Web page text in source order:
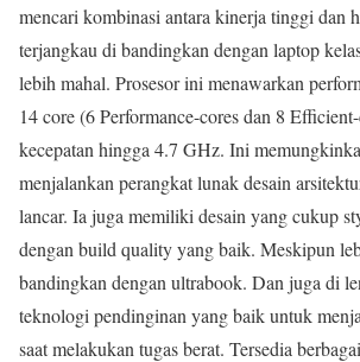
mencari kombinasi antara kinerja tinggi dan
terjangkau di bandingkan dengan laptop
lebih mahal. Prosesor ini menawarkan
14 core (6 Performance-cores dan 8
kecepatan hingga 4.7 GHz. Ini
menjalankan perangkat lunak desain
lancar. Ia juga memiliki desain yang cukup
dengan build quality yang baik. Meskipun
bandingkan dengan ultrabook. Dan juga di
teknologi pendinginan yang baik untuk
saat melakukan tugas berat. Tersedia